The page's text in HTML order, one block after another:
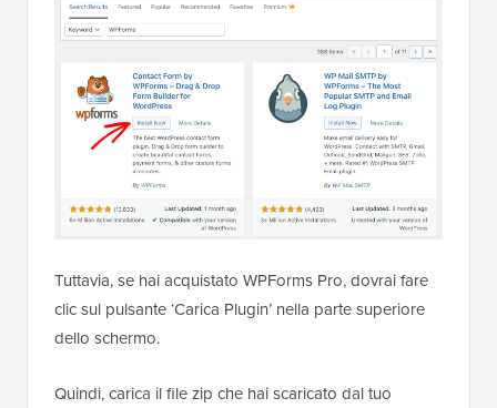
Tuttavia, se hai acquistato WPForms Pro, dovrai fare
clic sul pulsante ‘Carica Plugin’ nella parte superiore
dello schermo.
Quindi, carica il file zip che hai scaricato dal tuo